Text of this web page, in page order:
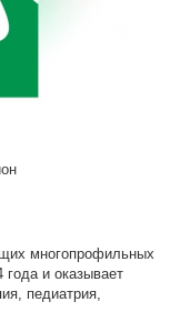
многопрофильных
года и оказывает
педиатрия,